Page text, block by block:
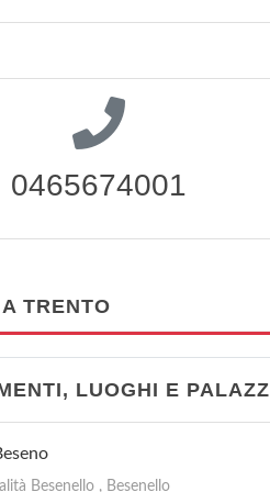
0465674001
TRENTO
LUOGHI E
Besenello , Besenello